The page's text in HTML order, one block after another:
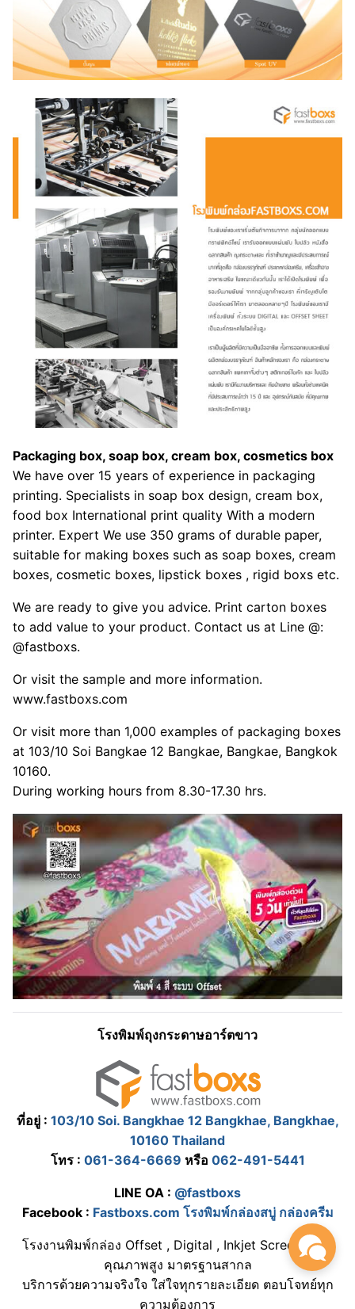
Packaging box, soap box, cream box, cosmetics box
We have over 15 years of experience in packaging
printing. Specialists in soap box design, cream box,
food box International print quality With a modern
printer. Expert We use 350 grams of durable paper,
suitable for making boxes such as soap boxes, cream
boxes, cosmetic boxes, lipstick boxes , rigid boxs etc.
We are ready to give you advice. Print carton boxes
to add value to your product. Contact us at Line @:
@fastboxs.
Or visit the sample and more information.
www.fastboxs.com
Or visit more than 1,000 examples of packaging boxes
at 103/10 Soi Bangkae 12 Bangkae, Bangkae, Bangkok
10160.
During working hours from 8.30-17.30 hrs.
โรงพิมพ์ถุงกระดาษอาร์ตขาว
ที่อยู่ : 103/10 Soi. Bangkhae 12 Bangkhae, Bangkhae,
10160 Thailand
โทร : 061-364-6669 หรือ 062-491-5441
LINE OA : @fastboxs
Facebook : Fastboxs.com โรงพิมพ์กล่องสบู่ กล่องครีม
โรงงานพิมพ์กล่อง Offset , Digital , Inkjet Screen ต่างๆ
คุณภาพสูง มาตรฐานสากล
บริการด้วยความจริงใจ ใส่ใจทุกรายละเอียด ตอบโจทย์ทุก
ความต้องการ